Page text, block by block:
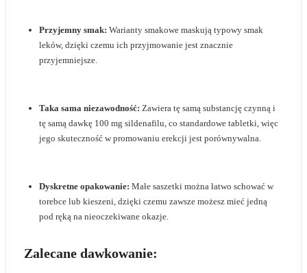
Przyjemny smak: Warianty smakowe maskują typowy smak
leków, dzięki czemu ich przyjmowanie jest znacznie
przyjemniejsze.
Taka sama niezawodność: Zawiera tę samą substancję czynną i
tę samą dawkę 100 mg sildenafilu, co standardowe tabletki, więc
jego skuteczność w promowaniu erekcji jest porównywalna.
Dyskretne opakowanie: Małe saszetki można łatwo schować w
torebce lub kieszeni, dzięki czemu zawsze możesz mieć jedną
pod ręką na nieoczekiwane okazje.
Zalecane dawkowanie: